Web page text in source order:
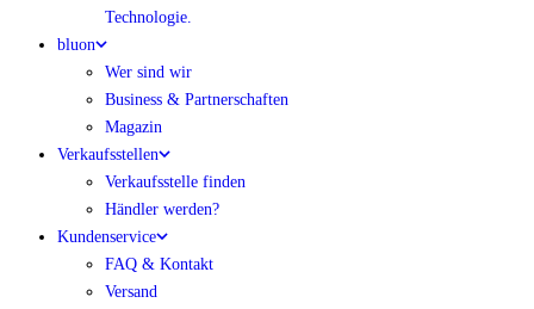
Technologie.
bluon
Wer sind wir
Business & Partnerschaften
Magazin
Verkaufsstellen
Verkaufsstelle finden
Händler werden?
Kundenservice
FAQ & Kontakt
Versand